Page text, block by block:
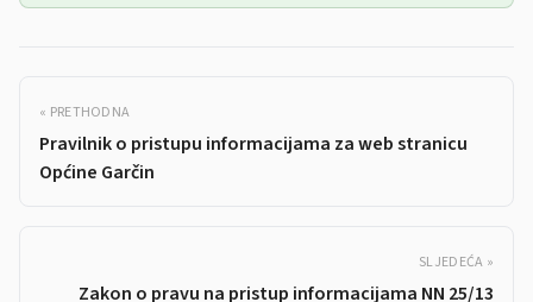
« PRETHODNA
Pravilnik o pristupu informacijama za web stranicu
Općine Garčin
SLJEDEĆA »
Zakon o pravu na pristup informacijama NN 25/13